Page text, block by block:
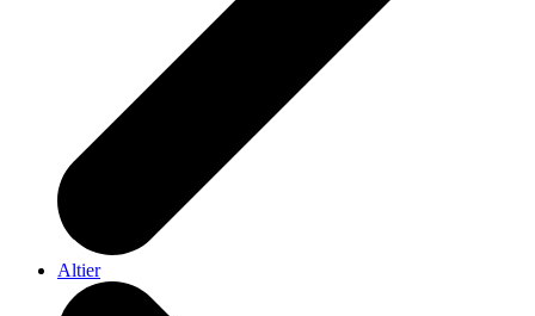
Altier